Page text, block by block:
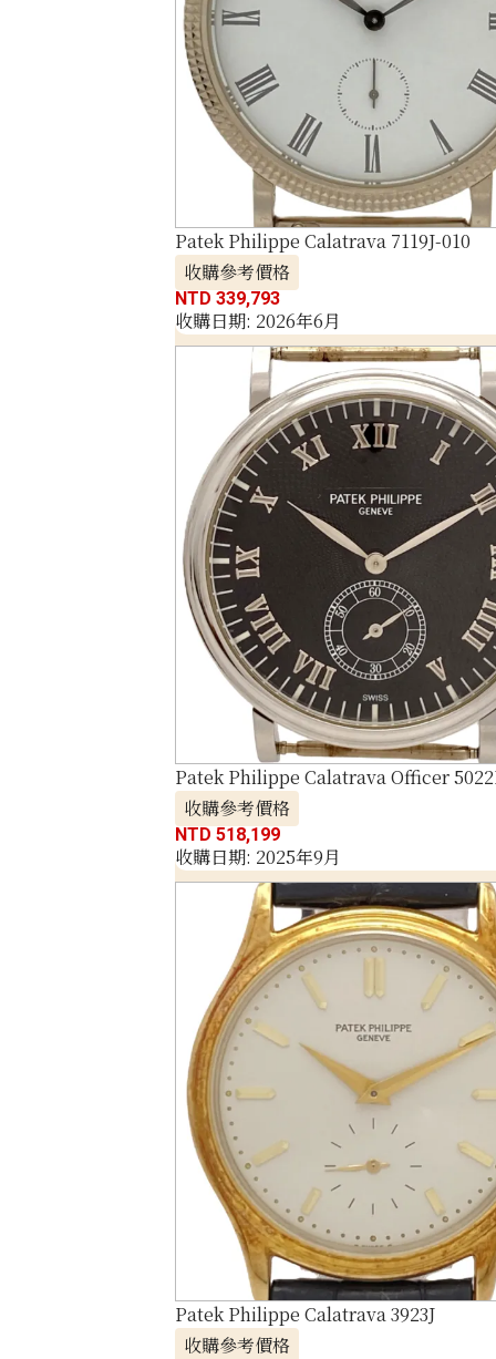
Patek Philippe Calatrava 7119J-010
收購參考價格
NTD 339,793
收購日期: 2026年6月
Patek Philippe Calatrava Officer
收購參考價格
NTD 518,199
收購日期: 2025年9月
Patek Philippe Calatrava 3923J
收購參考價格